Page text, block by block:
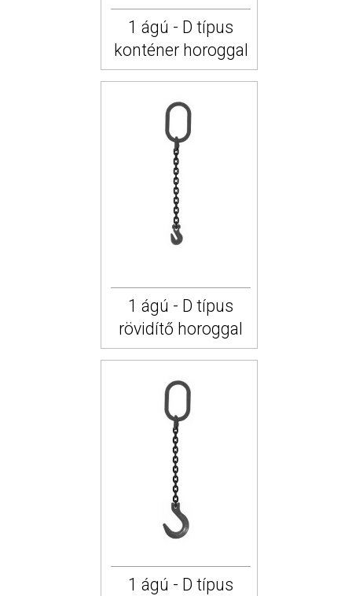
1 ágú - D típus
konténer horoggal
1 ágú - D típus
rövidítő horoggal
1 ágú - D típus